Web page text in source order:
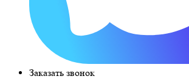
Заказать звонок